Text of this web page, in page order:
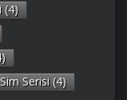
(4)
Serisi (4)